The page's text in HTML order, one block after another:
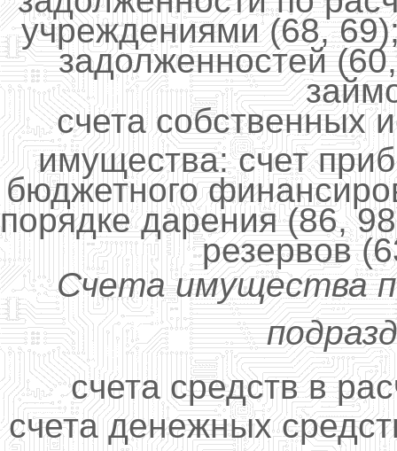
учреждениями (68,
задолженностей
счета собственных
имущества: счет
бюджетного
порядке дарения (86,
резервов
Счета имущества
счета средств в
счета денежных